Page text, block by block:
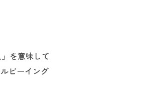
を意味して
ビーイング